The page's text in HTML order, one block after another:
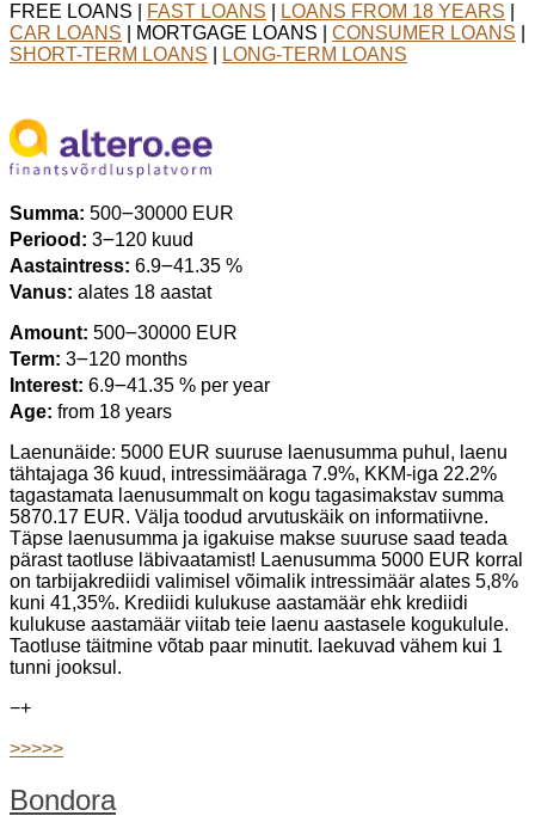
FREE LOANS |
FAST LOANS LOANS FROM 18 YEARS
CAR LOANS | MORTGAGE LOANS | CONSUMER LOANS
SHORT-TERM LOANS
LONG-TERM LOANS
Summa: 500౼30000 EUR
Periood: 3౼120 kuud
Aastaintress: 6.9౼41.35 %
Vanus: alates 18 aastat
Amount: 500౼30000 EUR
Term: 3౼120 months
Interest: 6.9౼41.35 % per year
Age: from 18 years
Laenunäide: 5000 EUR suuruse laenusumma puhul, laenu
tähtajaga 36 kuud, intressimääraga 7.9%, KKM-iga 22.2%
tagastamata laenusummalt on kogu tagasimakstav summa
5870.17 EUR. Välja toodud arvutuskäik on informatiivne.
Täpse laenusumma ja igakuise makse suuruse saad teada
pärast taotluse läbivaatamist! Laenusumma 5000 EUR korral
on tarbijakrediidi valimisel võimalik intressimäär alates 5,8%
kuni 41,35%. Krediidi kulukuse aastamäär ehk krediidi
kulukuse aastamäär viitab teie laenu aastasele kogukulule.
Taotluse täitmine võtab paar minutit. laekuvad vähem kui 1
tunni jooksul.
−+
>>>>>
Bondora